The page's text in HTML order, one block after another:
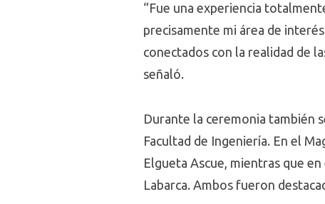
“Fue una experiencia
precisamente mi área de
conectados con la realidad de
señaló.
Durante la ceremonia también
Facultad de Ingeniería. En el
Elgueta Ascue, mientras que
Labarca. Ambos fueron